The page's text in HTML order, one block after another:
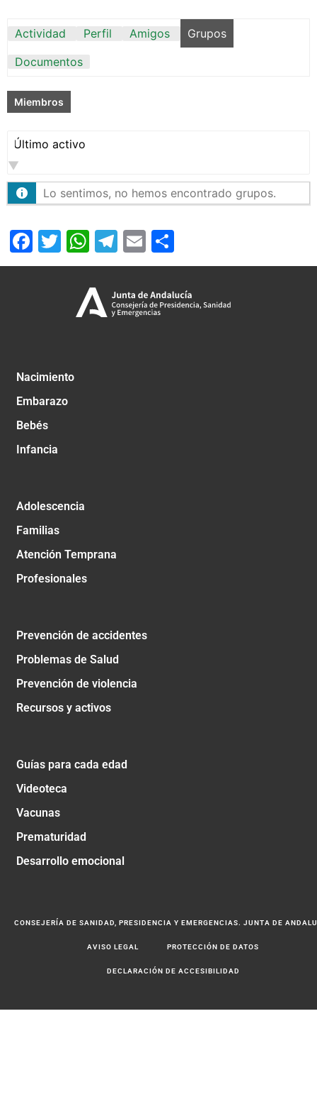
Actividad Perfil Amigos
Grupos
Documentos
Miembros
Ordenar
por:
Lo sentimos, no hemos encontrado grupos.
Facebook
Twitter
WhatsApp
Telegram
Email
Nacimiento
Embarazo
Bebés
Infancia
Adolescencia
Familias
Atención Temprana
Profesionales
Prevención de accidentes
Problemas de Salud
Prevención de violencia
Recursos y activos
Guías para cada edad
Videoteca
Vacunas
Prematuridad
Desarrollo emocional
CONSEJERÍA DE SANIDAD, PRESIDENCIA Y EMERGENCIAS. JUNTA DE
AVISO LEGAL PROTECCIÓN DE DATOS
DECLARACIÓN DE ACCESIBILIDAD